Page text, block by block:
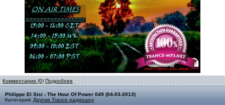
Комментарии (0) Подробнее
Philippe El Sisi - The Hour Of Power 049 (04-03-2013)
Категория: Другие Trance радиошоу